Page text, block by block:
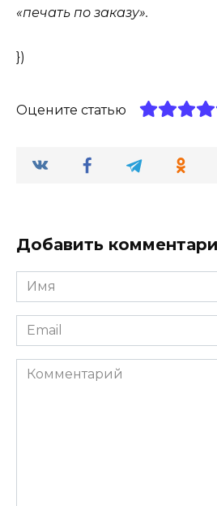
«печать по заказу».
})
Оцените статью
Добавить
Имя
*
Email
*
Комментарий